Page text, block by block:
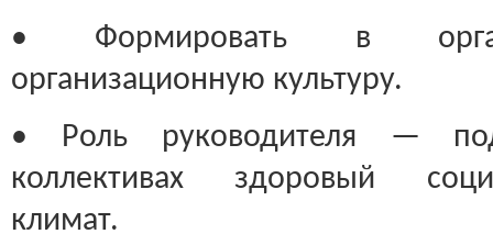
• Формировать в
организационную культуру.
• Роль руководителя —
коллективах здоровый
климат.